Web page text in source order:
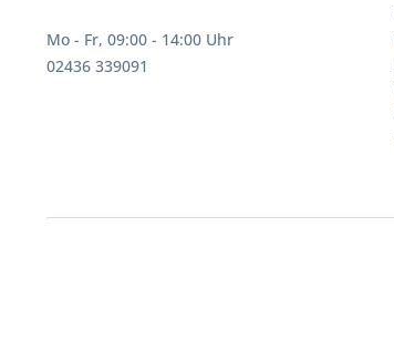
Mo - Fr, 09:00 - 14:00 Uhr
02436 339091